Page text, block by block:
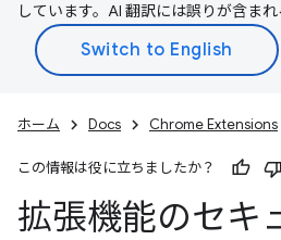
しています。AI 翻訳には誤りが含まれ
ホーム Docs Chrome Extensions
この情報は役に立ちましたか？
拡張機能のセキ